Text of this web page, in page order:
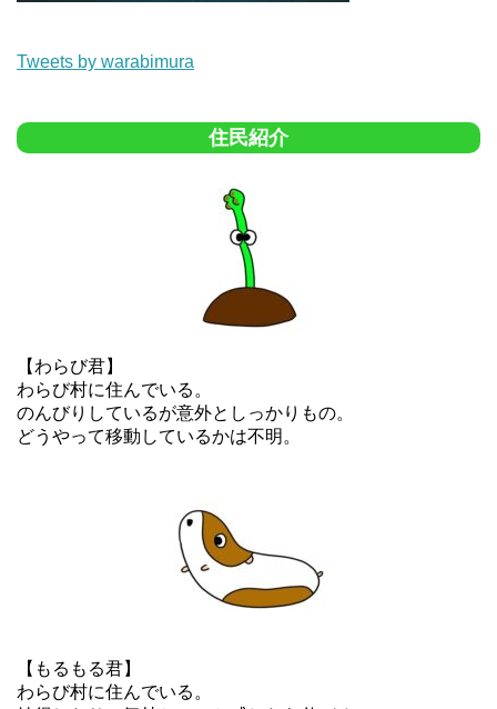
Tweets by warabimura
住民紹介
【わらび君】
わらび村に住んでいる。
のんびりしているが意外としっかりもの。
どうやって移動しているかは不明。
【もるもる君】
わらび村に住んでいる。